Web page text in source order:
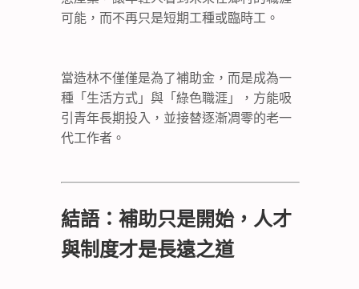
可能，而不再只是短期工種或臨時工。
當造林不僅僅是為了補助金，而是成為一
種「生活方式」與「綠色職涯」，方能吸
引青年長期投入，並接替逐漸凋零的老一
代工作者。
結語：補助只是開始，人才
與制度才是長遠之道